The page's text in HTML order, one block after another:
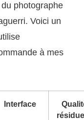
photographe
Voici un
à mes
Interface